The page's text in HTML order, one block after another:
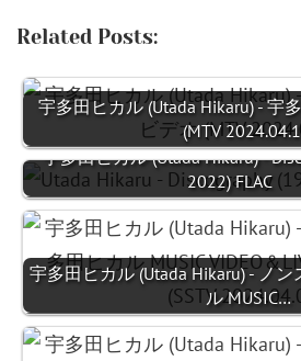
Related Posts:
宇多田ヒカル (Utada Hikaru) - 宇
(MTV
宇多田ヒカル (Utada Hikaru) -
2022) FLAC
宇多田ヒカル (Utada Hikaru) - ノ
ル MUSIC…